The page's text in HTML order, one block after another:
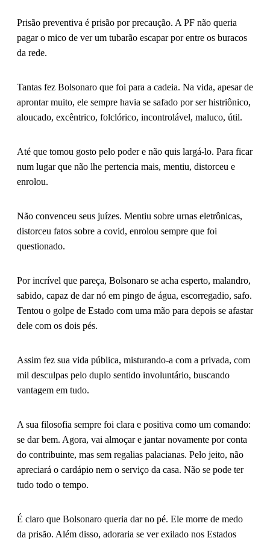
Prisão preventiva é prisão por precaução. A PF não queria
pagar o mico de ver um tubarão escapar por entre os buracos
da rede.
Tantas fez Bolsonaro que foi para a cadeia. Na vida, apesar de
aprontar muito, ele sempre havia se safado por ser histriônico,
aloucado, excêntrico, folclórico, incontrolável, maluco, útil.
Até que tomou gosto pelo poder e não quis largá-lo. Para ficar
num lugar que não lhe pertencia mais, mentiu, distorceu e
enrolou.
Não convenceu seus juízes. Mentiu sobre urnas eletrônicas,
distorceu fatos sobre a covid, enrolou sempre que foi
questionado.
Por incrível que pareça, Bolsonaro se acha esperto, malandro,
sabido, capaz de dar nó em pingo de água, escorregadio, safo.
Tentou o golpe de Estado com uma mão para depois se afastar
dele com os dois pés.
Assim fez sua vida pública, misturando-a com a privada, com
mil desculpas pelo duplo sentido involuntário, buscando
vantagem em tudo.
A sua filosofia sempre foi clara e positiva como um comando:
se dar bem. Agora, vai almoçar e jantar novamente por conta
do contribuinte, mas sem regalias palacianas. Pelo jeito, não
apreciará o cardápio nem o serviço da casa. Não se pode ter
tudo todo o tempo.
É claro que Bolsonaro queria dar no pé. Ele morre de medo
da prisão. Além disso, adoraria se ver exilado nos Estados